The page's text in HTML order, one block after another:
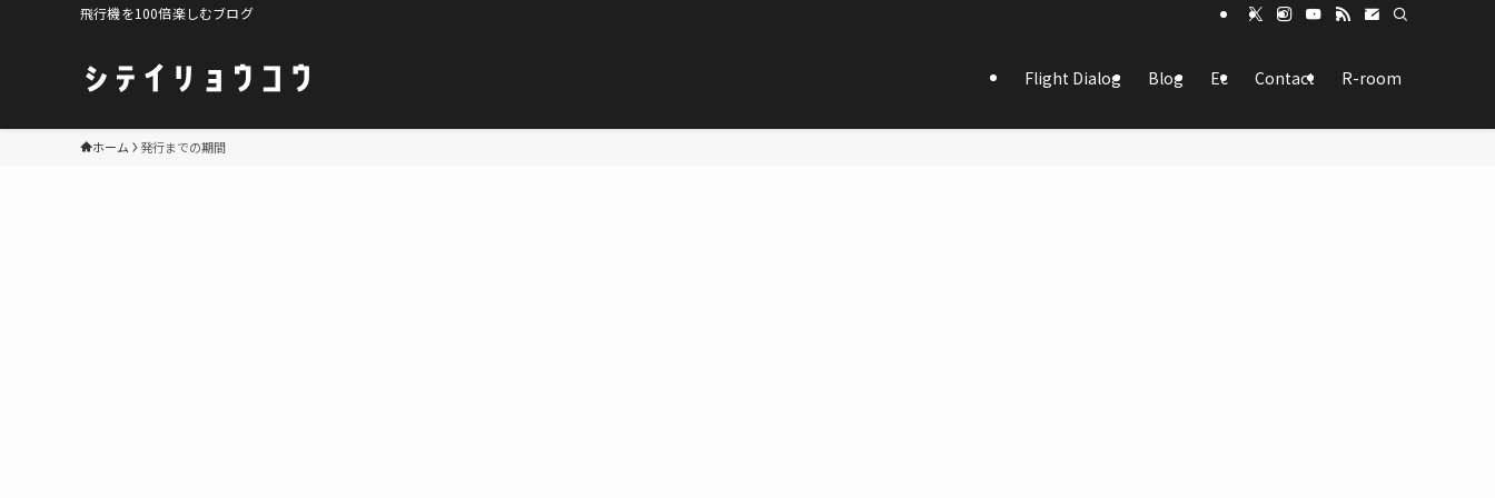
飛行機を100倍楽しむブログ
Flight Dialog Blog Ec Contact R-room
ホーム 発行までの期間